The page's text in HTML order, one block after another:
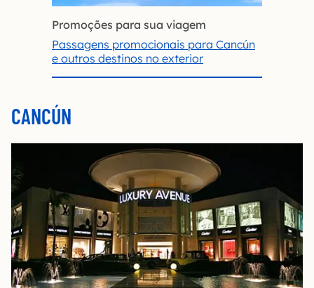
Promoções para sua viagem
Passagens promocionais para Cancún
e outros destinos no exterior
CANCÚN